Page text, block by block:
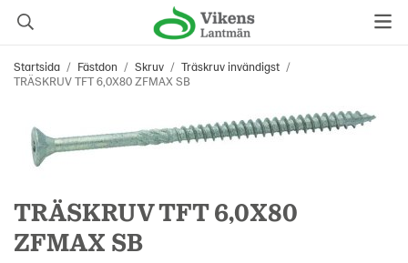
Startsida / Fästdon / Skruv / Träskruv invändigst /
TRÄSKRUV TFT 6,0X80 ZFMAX SB
TRÄSKRUV TFT 6,0X80
ZFMAX SB